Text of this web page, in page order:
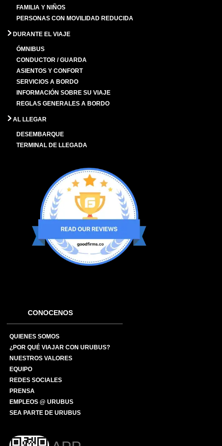
FAMILIA Y NIÑOS
PERSONAS CON MOVILIDAD REDUCIDA
DURANTE EL VIAJE
ÓMNIBUS
CONDUCTOR / GUARDA
ASIENTOS Y CONFORT
SERVICIOS A BORDO
INFORMACIÓN SOBRE SU VIAJE
REGLAS GENERALES A BORDO
AL LLEGAR
DESEMBARQUE
TERMINAL DE LLEGADA
CONOCENOS
QUIENES SOMOS
¿POR QUÉ VIAJAR CON URUBUS?
NUESTROS VALORES
EQUIPO
REDES SOCIALES
PRENSA
EMPLEOS @ URUBUS
SEA PARTE DE URUBUS